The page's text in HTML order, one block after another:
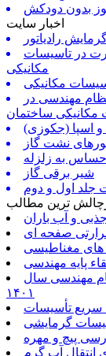
بدون دودکش
اخبار سایت
رادیاتور
در تاسیسات
مکانیکی
مکانیکی
مهندسی در
ساختمان
اسپا (جکوزی)
نشت گاز
به زلزله
شیر برقی گاز
جلد اول و دوم
ترین مطالب
و آب باران
صفحه ای
های مغناطیسی
پایه مهندسی
مهندسی سال
۱۴۰۱
سریع تأسیسات
گرمایشی
پیچ و مهره
انتقال آب گرم